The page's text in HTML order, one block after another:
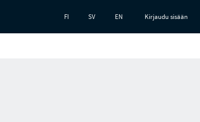
FI SV EN Kirjaudu sisään